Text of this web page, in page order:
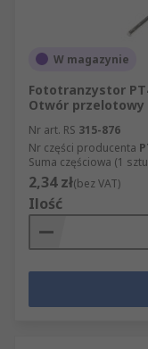
W magazynie
Fototranzystor
Otwór przelotowy
Nr art. RS 315-876
Nr części producenta
Suma częściowa (1
2,34 zł(bez VAT)
Ilość